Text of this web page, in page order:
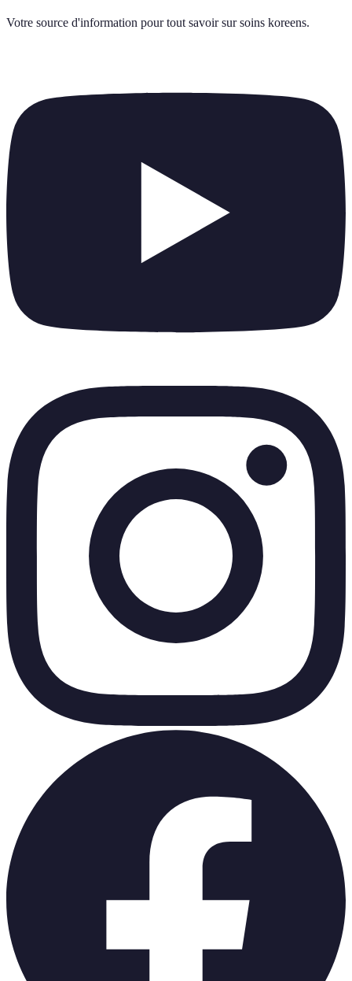
Votre source d'information pour tout savoir sur soins koreens.